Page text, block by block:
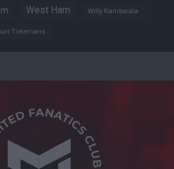
West Ham Willy Kambwala
Tielemans